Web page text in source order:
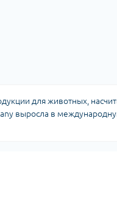
для животных,
выросла в